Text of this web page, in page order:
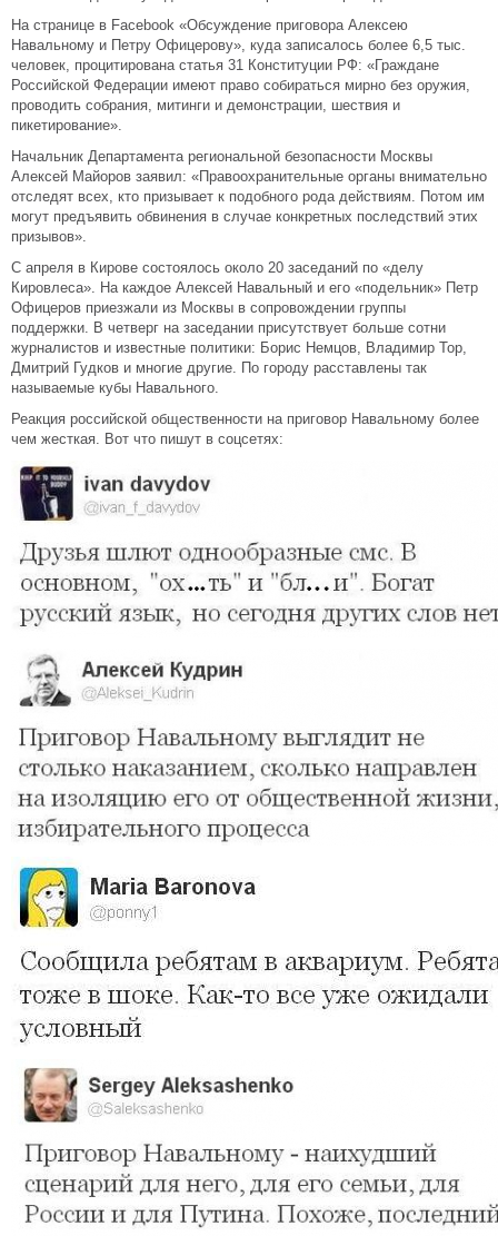
На странице в Facebook «Обсуждение приговора Алексею
Навальному и Петру Офицерову», куда записалось более 6,5 тыс.
человек, процитирована статья 31 Конституции РФ: «Граждане
Российской Федерации имеют право собираться мирно без оружия,
проводить собрания, митинги и демонстрации, шествия и
пикетирование».
Начальник Департамента региональной безопасности Москвы
Алексей Майоров заявил: «Правоохранительные органы внимательно
отследят всех, кто призывает к подобного рода действиям. Потом им
могут предъявить обвинения в случае конкретных последствий этих
призывов».
С апреля в Кирове состоялось около 20 заседаний по «делу
Кировлеса». На каждое Алексей Навальный и его «подельник» Петр
Офицеров приезжали из Москвы в сопровождении группы
поддержки. В четверг на заседании присутствует больше сотни
журналистов и известные политики: Борис Немцов, Владимир Тор,
Дмитрий Гудков и многие другие. По городу расставлены так
называемые кубы Навального.
Реакция российской общественности на приговор Навальному более
чем жесткая. Вот что пишут в соцсетях: